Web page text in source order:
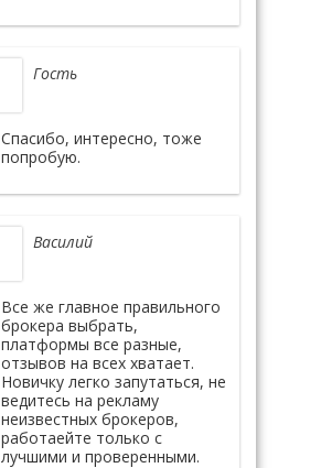
Гость
Спасибо, интересно, тоже
попробую.
Василий
Все же главное правильного
брокера выбрать,
платформы все разные,
отзывов на всех хватает.
Новичку легко запутаться, не
ведитесь на рекламу
неизвестных брокеров,
работаейте только с
лучшими и проверенными.